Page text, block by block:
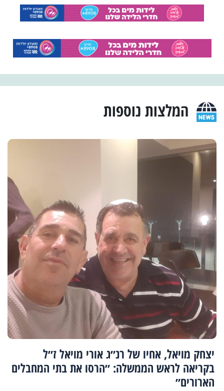
המלצות נוספות
יצחק מויאל, אחיו של רנ״ג אורי מויאל ז״ל
בקריאה לראש הממשלה: ״הרסו את בתי המחבלים
הארורים״